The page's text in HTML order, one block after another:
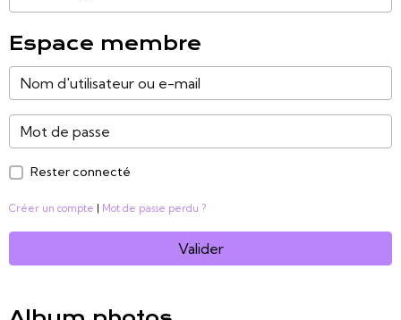
Espace membre
Rester connecté
Créer un compte | Mot de passe perdu ?
Valider